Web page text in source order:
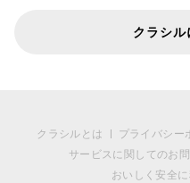
クラシル
クラシルとは プライバシー
サービスに関してのお
おいしく安全